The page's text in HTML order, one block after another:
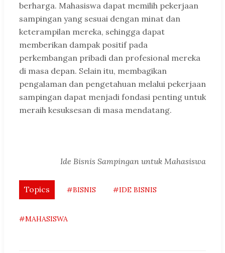
berharga. Mahasiswa dapat memilih pekerjaan
sampingan yang sesuai dengan minat dan
keterampilan mereka, sehingga dapat
memberikan dampak positif pada
perkembangan pribadi dan profesional mereka
di masa depan. Selain itu, membagikan
pengalaman dan pengetahuan melalui pekerjaan
sampingan dapat menjadi fondasi penting untuk
meraih kesuksesan di masa mendatang.
Ide Bisnis Sampingan untuk Mahasiswa
Topics #BISNIS #IDE BISNIS
#MAHASISWA